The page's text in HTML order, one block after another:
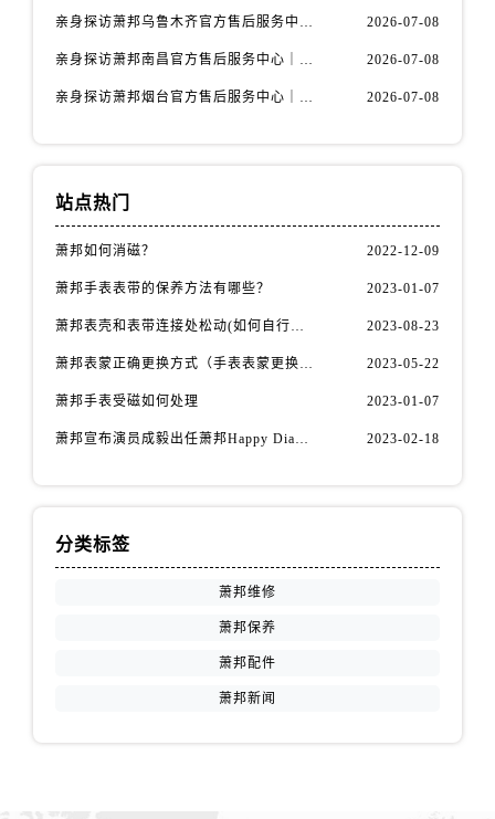
福建省宁德市蕉城区天湖东路萧邦售后服务中心（需提前预约）
江苏省常州市新北区龙锦路1590号现代传媒中心5号楼10层1008室萧邦售后服务中心（需提前预约）
江苏省泰州市海陵区永定东路399号置地商务中心东塔（华润万象城）17层1706室萧邦售后服务中心（需提前预约）
江苏省盐城市盐都区世纪大道5号盐城金融城写字楼1号楼16层1604室萧邦售后服务中心（需提前预约）
亲身探访萧邦乌鲁木齐官方售后服务中心｜网点地址与服务热线（2026年7月最新） 2026-07-08
亲身探访萧邦南昌官方售后服务中心｜详细地址及客服热线（2026年7月最新） 2026-07-08
亲身探访萧邦烟台官方售后服务中心｜全新官方服务电话与地址（2026年7月最新） 2026-07-08
站点热门
萧邦如何消磁？ 2022-12-09
萧邦手表表带的保养方法有哪些？ 2023-01-07
萧邦表壳和表带连接处松动(如何自行修复) 2023-08-23
萧邦表蒙正确更换方式（手表表蒙更换知识） 2023-05-22
萧邦手表受磁如何处理 2023-01-07
萧邦宣布演员成毅出任萧邦Happy Diamonds系列品牌大使 2023-02-18
分类标签
萧邦维修
萧邦保养
萧邦配件
萧邦新闻